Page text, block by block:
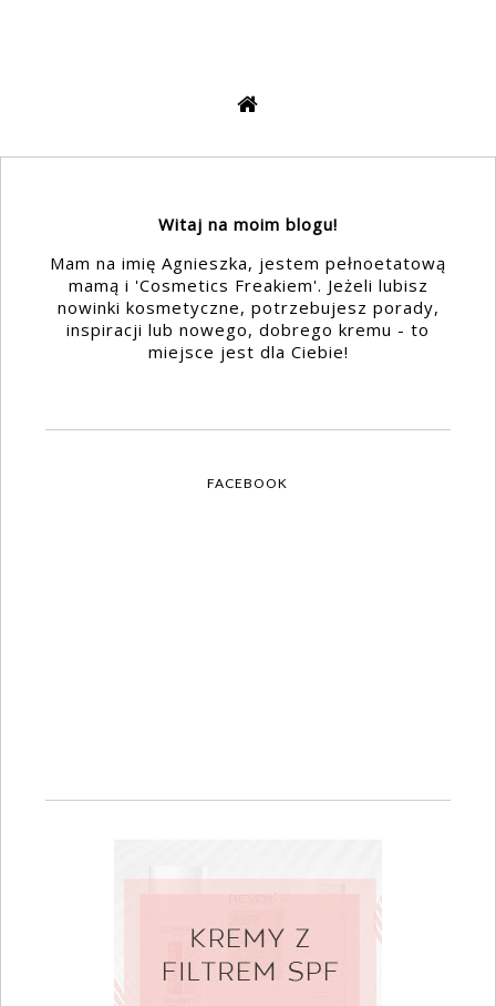
Witaj na moim blogu!
Mam na imię Agnieszka, jestem pełnoetatową
mamą i 'Cosmetics Freakiem'. Jeżeli lubisz
nowinki kosmetyczne, potrzebujesz porady,
inspiracji lub nowego, dobrego kremu - to
miejsce jest dla Ciebie!
FACEBOOK